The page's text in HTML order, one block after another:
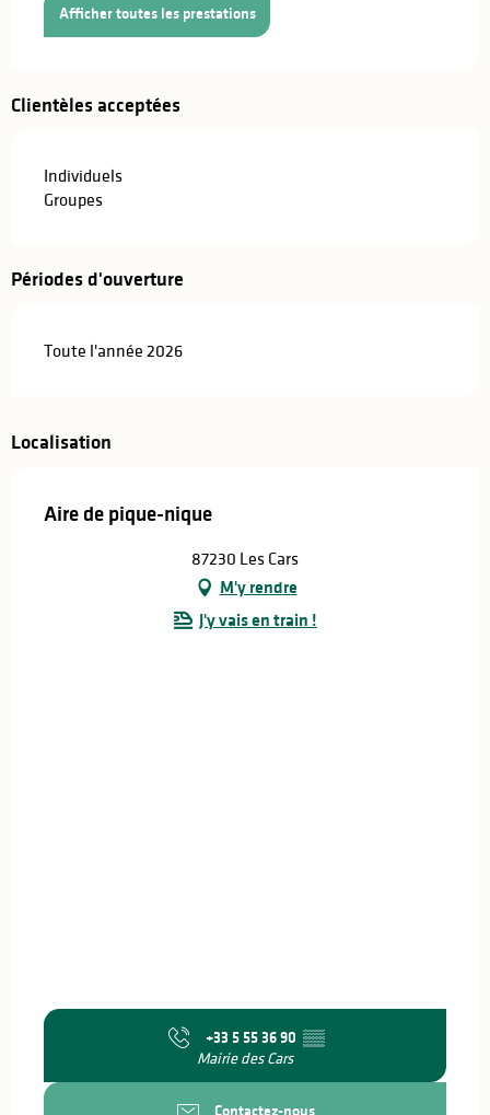
Afficher toutes les prestations
Clientèles acceptées
Individuels
Groupes
Périodes d'ouverture
Toute l'année 2026
Localisation
Aire de pique-nique
87230 Les Cars
M'y rendre
J'y vais en train !
+33 5 55 36 90 ▒▒
Mairie des Cars
Contactez-nous